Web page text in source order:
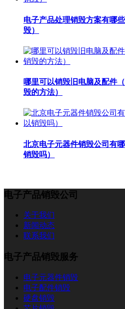
电子产品处理销毁方案有哪
毁）
哪里可以销毁旧电脑及配件
毁的方法）
北京电子元器件销毁公司有
销毁吗）
电子产品销毁公司
关于我们
新闻动态
联系我们
电子产品销毁服务
电子元器件销毁
电子配件销毁
硬盘销毁